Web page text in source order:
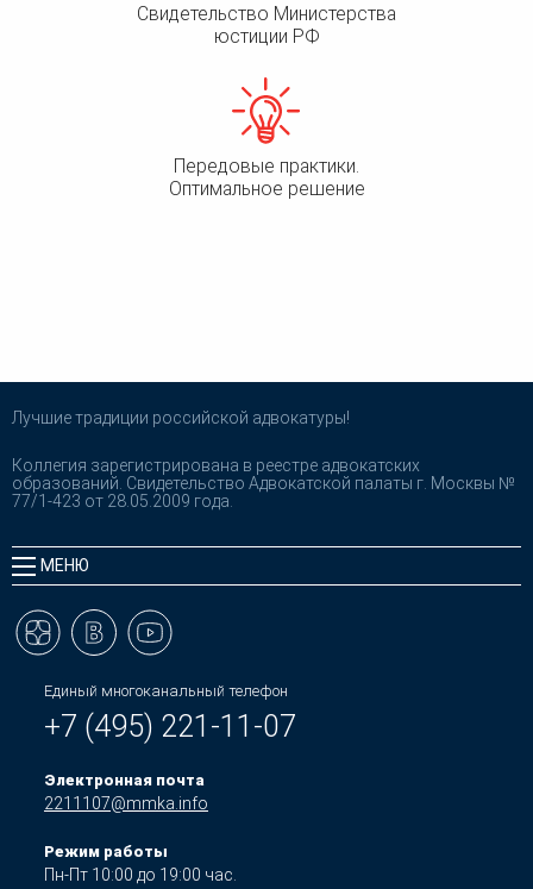
Свидетельство Министерства
юстиции РФ
Передовые практики.
Оптимальное решение
Лучшие традиции российской адвокатуры!
Коллегия зарегистрирована в реестре адвокатских
образований. Свидетельство Адвокатской палаты г. Москвы №
77/1-423 от 28.05.2009 года.
МЕНЮ
Единый многоканальный телефон
+7 (495) 221-11-07
Электронная почта
2211107@mmka.info
Режим работы
Пн-Пт 10:00 до 19:00 час.